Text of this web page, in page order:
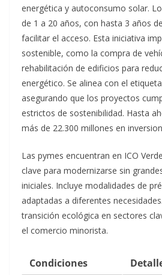
energética y autoconsumo solar.
de 1 a 20 años, con hasta 3 años
facilitar el acceso.​ Esta iniciativa
sostenible, como la compra de
rehabilitación de edificios para
energético. Se alinea con el
asegurando que los proyectos
estrictos de sostenibilidad. Hasta
más de 22.300 millones en
Las pymes encuentran en ICO
clave para modernizarse sin
iniciales. Incluye modalidades de
adaptadas a diferentes
transición ecológica en sectores
el comercio minorista.​
Condiciones